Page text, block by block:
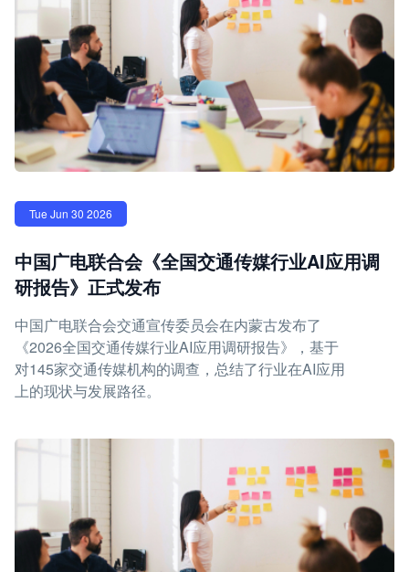
Tue Jun 30 2026
中国广电联合会《全国交通传媒行业AI应用调
研报告》正式发布
中国广电联合会交通宣传委员会在内蒙古发布了
《2026全国交通传媒行业AI应用调研报告》，基于
对145家交通传媒机构的调查，总结了行业在AI应用
上的现状与发展路径。